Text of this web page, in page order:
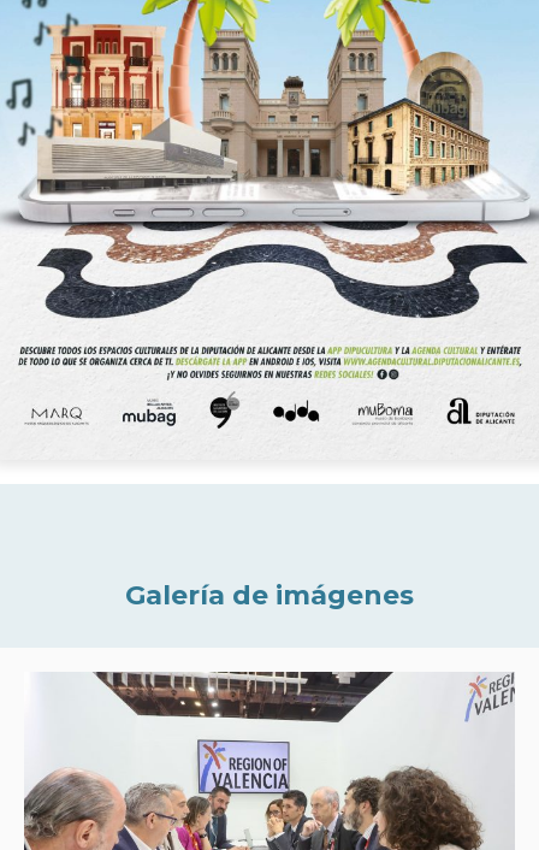
Galería de imágenes